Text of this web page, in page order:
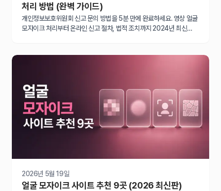
처리 방법 (완벽 가이드)
개인정보보호위원회 신고 문의 방법을 5분 만에 완료하세요. 영상 얼굴
모자이크 처리부터 온라인 신고 절차, 법적 조치까지 2024년 최신
2026년 5월 19일
얼굴 모자이크 사이트 추천 9곳 (2026 최신판)